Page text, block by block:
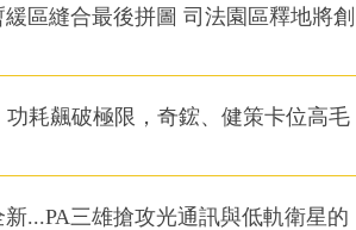
區縫合最後拼圖 司法園區釋地將創
耗飆破極限，奇鋐、健策卡位高毛
...PA三雄搶攻光通訊與低軌衛星的